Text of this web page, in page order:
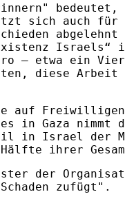
sich auch für
Israels“
– etwa ein
diese
auf
in Gaza
in Israel der
ihrer
der
zufügt".